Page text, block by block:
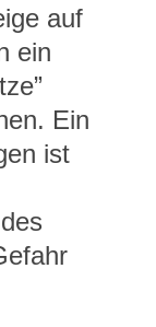
auf
ein
Ein
ist